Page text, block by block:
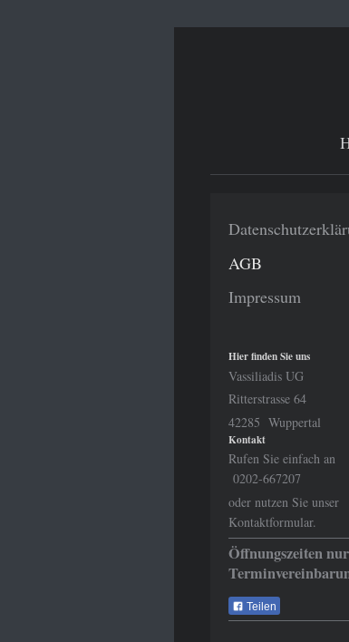
AGB
Impressum
Hier finden Sie uns
Vassiliadis UG
Ritterstrasse 64
42285 Wuppertal
Kontakt
Rufen Sie
0202-667207
oder nutzen Sie unser
Kontaktformular.
Öffnungszeiten
Teilen